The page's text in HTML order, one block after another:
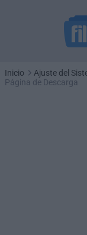
Inicio Ajuste del
Página de Descarga